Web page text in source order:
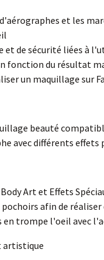
et les
et de sécurité liées à
fonction du résultat
un maquillage sur
beauté
avec différents effets
Art et Effets
afin de
trompe l'oeil avec
artistique